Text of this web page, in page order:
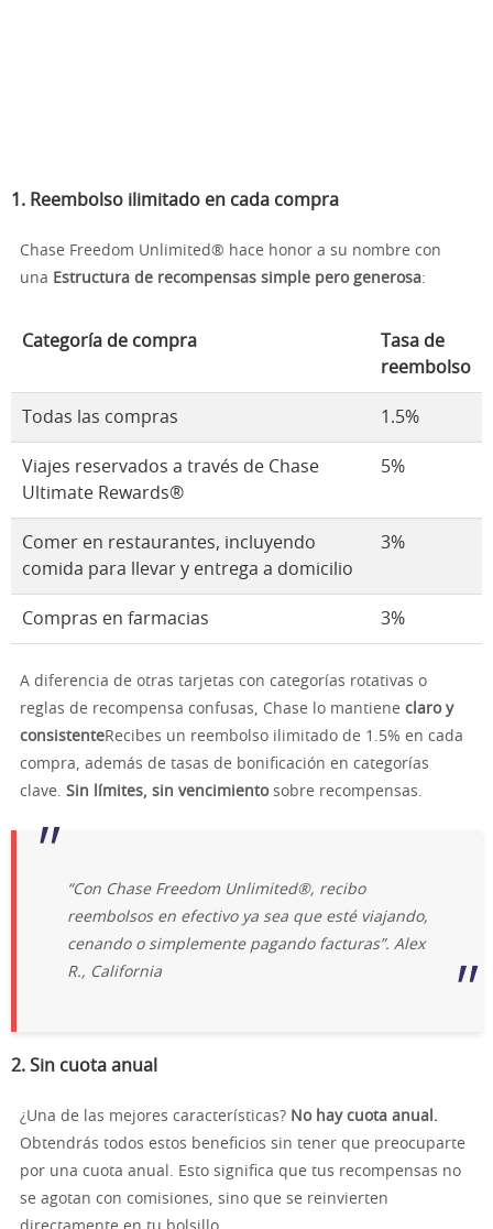
1. Reembolso ilimitado en cada compra
Chase Freedom Unlimited® hace honor a su nombre con
una Estructura de recompensas simple pero generosa:
Categoría de compra
Tasa de
reembolso
Todas las compras 1.5%
Viajes reservados a través de Chase
Ultimate Rewards®
5%
Comer en restaurantes, incluyendo
comida para llevar y entrega a domicilio
3%
Compras en farmacias 3%
A diferencia de otras tarjetas con categorías rotativas o
reglas de recompensa confusas, Chase lo mantiene claro y
consistenteRecibes un reembolso ilimitado de 1.5% en cada
compra, además de tasas de bonificación en categorías
clave. Sin límites, sin vencimientosobre recompensas.
“Con Chase Freedom Unlimited®, recibo
reembolsos en efectivo ya sea que esté viajando,
cenando o simplemente pagando facturas”. Alex
R., California
2. Sin cuota anual
¿Una de las mejores características? No hay cuota anual.
Obtendrás todos estos beneficios sin tener que preocuparte
por una cuota anual. Esto significa que tus recompensas no
se agotan con comisiones, sino que se reinvierten